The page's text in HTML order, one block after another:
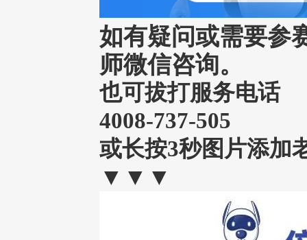
如有疑问或需要参
师微信咨询。
也可拔打服务电话
4008-737-505
或长按3秒图片添加
▼▼▼